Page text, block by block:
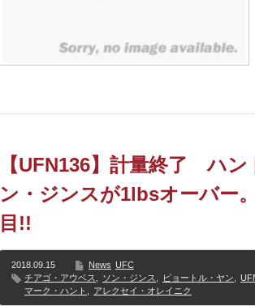
【UFN136】計量終了 ハ
ン・ジンスが1lbsオーバー
目!!
2018.09.15 News UFC
チアゴ・アウベス
ソン・ジンス ピョートル・ヤン
マーク・ハント
アレクセイ・オレイニク